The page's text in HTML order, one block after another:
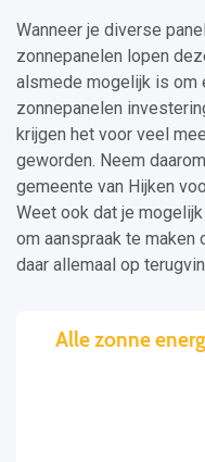
Wanneer je diverse
zonnepanelen lopen
alsmede mogelijk is om
zonnepanelen
krijgen het voor veel
geworden. Neem
gemeente van Hijken
Weet ook dat je
om aanspraak te maken
daar allemaal op
Alle zonne